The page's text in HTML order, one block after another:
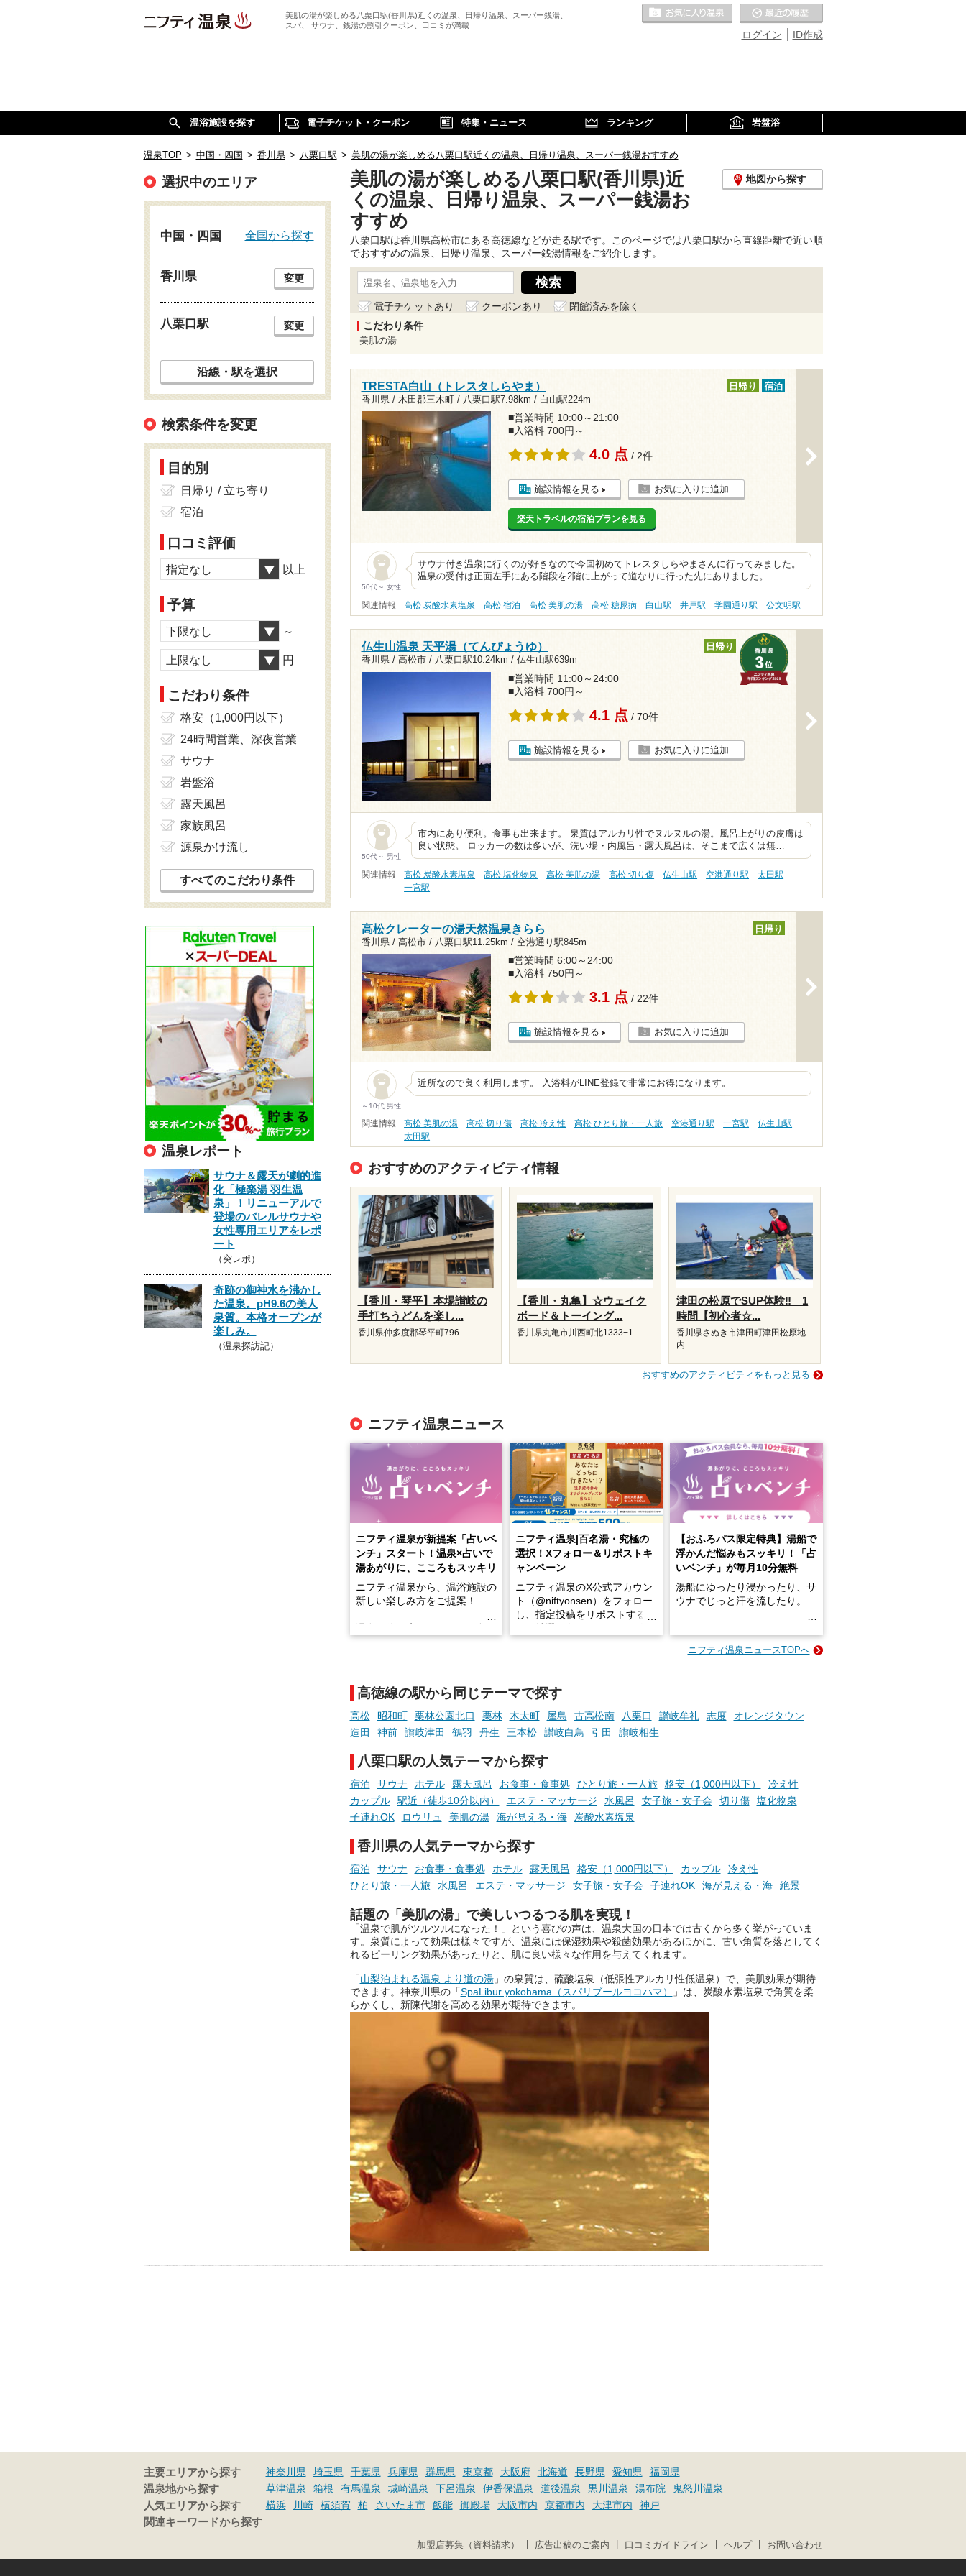
美肌の湯が楽しめる八栗口駅(香川県)近くの温泉、日帰り温泉、スーパー銭湯、
スパ、 サウナ、銭湯の割引クーポン、口コミが満載
ID作成
ログイン
お気に入りの温泉
温浴施設を探す 電子チケット・クーポン 特集・ニュース ランキング 岩盤浴
温泉TOP > 中国・四国 > 香川県 > 八栗口駅 > 美肌の湯が楽しめる八栗口駅近くの温泉、日帰り温泉、スーパー銭湯おすすめ
美肌の湯が楽しめる八栗口駅(香川県)近
くの温泉、日帰り温泉、スーパー銭湯お
すすめ
地図から探す
八栗口駅は香川県高松市にある高徳線などが走る駅です。このページでは八栗口駅から直線距離で近い順
でおすすめの温泉、日帰り温泉、スーパー銭湯情報をご紹介します。
電子チケットあり クーポンあり
閉館済みを除く
こだわり条件
美肌の湯
TRESTA白山（トレスタしらやま）
香川県 / 木田郡三木町 / 八栗口駅7.98km / 白山駅224m
日帰り 宿泊
■営業時間 10:00～21:00
■入浴料 700円～
4.0 点 / 2件
施設情報を見る お気に入りに追加
楽天トラベルの宿泊プランを見る
50代～ 女性
サウナ付き温泉に行くのが好きなので今回初めてトレスタしらやまさんに行ってみました。
温泉の受付は正面左手にある階段を2階に上がって道なりに行った先にありました。 …
関連情報 高松 炭酸水素塩泉 高松 宿泊 高松 美肌の湯 高松 糖尿病 白山駅 井戸駅 学園通り駅 公文明駅
仏生山温泉 天平湯（てんぴょうゆ）
香川県 / 高松市 / 八栗口駅10.24km / 仏生山駅639m
日帰り
■営業時間 11:00～24:00
■入浴料 700円～
4.1 点 / 70件
施設情報を見る お気に入りに追加
50代～ 男性
市内にあり便利。食事も出来ます。 泉質はアルカリ性でヌルヌルの湯。風呂上がりの皮膚は
良い状態。 ロッカーの数は多いが、洗い場・内風呂・露天風呂は、そこまで広くは無…
関連情報 高松 炭酸水素塩泉 高松 塩化物泉 高松 美肌の湯 高松 切り傷 仏生山駅 空港通り駅
太田駅
一宮駅
高松クレーターの湯天然温泉きらら
香川県 / 高松市 / 八栗口駅11.25km / 空港通り駅845m
日帰り
■営業時間 6:00～24:00
■入浴料 750円～
3.1 点 / 22件
施設情報を見る お気に入りに追加
～10代 男性
近所なので良く利用します。 入浴料がLINE登録で非常にお得になります。
関連情報 高松 美肌の湯 高松 切り傷 高松 冷え性 高松 ひとり旅・一人旅 空港通り駅 一宮駅
仏生山駅
太田駅
おすすめのアクティビティ情報
【香川・琴平】本場讃岐の
手打ちうどんを楽し...
香川県仲多度郡琴平町796
【香川・丸亀】☆ウェイク
ボード＆トーイング...
香川県丸亀市川西町北1333−1
津田の松原でSUP体験‼ 1
時間【初心者☆...
香川県さぬき市津田町津田松原地
内
おすすめのアクティビティをもっと見る
ニフティ温泉ニュース
ニフティ温泉が新提案「占いベ
ンチ」スタート！温泉×占いで
湯あがりに、こころもスッキリ
ニフティ温泉から、温浴施設の
新しい楽しみ方をご提案！
手相やタロットなど気軽に楽し
める占いで、“ととのう”おふろ
時間を、もっと特別に。
ニフティ温泉|百名湯・究極の
選択！Xフォロー＆リポストキ
ャンペーン
ニフティ温泉のX公式アカウン
ト（@niftyonsen）をフォロー
し、指定投稿をリポストする
【おふろパス限定特典】湯船で
浮かんだ悩みもスッキリ！「占
いベンチ」が毎月10分無料
湯船にゆったり浸かったり、サ
ウナでじっと汗を流したり。
そんな「一人でぼんやり過ごす
でくることはありませんか？
らこそ向き合える、大切な自分
の本音。
きをプロの占い師に相談するこ
とができるサービスです。
おふろパス会員様なら、この特
別なひとときを「毎月10分無
い師さんとお話しして、心もほ
ぐしてみませんか？
ニフティ温泉ニュースTOPへ
高徳線の駅から同じテーマで探す
高松 昭和町 栗林公園北口 栗林 木太町 屋島 古高松南 八栗口 讃岐牟礼 志度
オレンジタウン
造田
神前 讃岐津田 鶴羽 丹生 三本松 讃岐白鳥 引田 讃岐相生
八栗口駅の人気テーマから探す
宿泊 サウナ ホテル 露天風呂 お食事・食事処 ひとり旅・一人旅 格安（1,000円以下）
冷え性
カップル
駅近（徒歩10分以内） エステ・マッサージ 水風呂 女子旅・女子会 切り傷
塩化物泉
子連れOK
ロウリュ 美肌の湯 海が見える・海 炭酸水素塩泉
香川県の人気テーマから探す
宿泊 サウナ お食事・食事処 ホテル 露天風呂 格安（1,000円以下） カップル
冷え性
ひとり旅・一人旅
水風呂 エステ・マッサージ 女子旅・女子会 子連れOK 海が見える・海 絶景
話題の「美肌の湯」で美しいつるつる肌を実現！
「温泉で肌がツルツルになった！」という喜びの声は、温泉大国の日本では古くから多く挙がっていま
す。泉質によって効果は様々ですが、温泉には保湿効果や殺菌効果があるほかに、古い角質を落としてく
れるピーリング効果があったりと、肌に良い様々な作用を与えてくれます。
「山梨泊まれる温泉 より道の湯」の泉質は、硫酸塩泉（低張性アルカリ性低温泉）で、美肌効果が期待
できます。神奈川県の「SpaLibur yokohama（スパリブールヨコハマ）
」は、炭酸水素塩泉で角質を柔
らかくし、新陳代謝を高める効果が期待できます。
選択中のエリア
中国・四国 全国から探す
香川県 変更
八栗口駅 変更
沿線・駅を選択
検索条件を変更
目的別
日帰り / 立ち寄り
宿泊
口コミ評価
指定なし 以上
予算
下限なし ～
上限なし 円
こだわり条件
格安（1,000円以下）
24時間営業、深夜営業
サウナ
岩盤浴
露天風呂
家族風呂
源泉かけ流し
すべてのこだわり条件
温泉レポート
サウナ＆露天が劇的進
化「極楽湯 羽生温
泉」！リニューアルで
登場のバレルサウナや
女性専用エリアをレポ
ート
（突レポ）
奇跡の御神水を沸かし
た温泉。pH9.6の美人
泉質。本格オープンが
楽しみ。
（温泉探訪記）
主要エリアから探す 神奈川県 埼玉県 千葉県 兵庫県 群馬県 東京都 大阪府 北海道 長野県 愛知県
福岡県
温泉地から探す
草津温泉 箱根 有馬温泉 城崎温泉 下呂温泉 伊香保温泉 道後温泉 黒川温泉 湯布院
鬼怒川温泉
人気エリアから探す
横浜 川崎 横須賀 柏 さいたま市 飯能 御殿場 大阪市内 京都市内 大津市内
神戸
関連キーワードから探す
お問い合わせ
ヘルプ
口コミガイドライン
広告出稿のご案内
加盟店募集（資料請求）